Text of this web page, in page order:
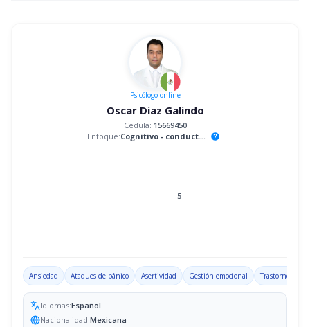
Psicólogoonline
Oscar Diaz Galindo
Cédula: 15669450
Enfoque:
Cognitivo - conductual help
5
Ansiedad Ataques de pánico Asertividad Gestión emocional Trastorno por
Idiomas:Español
Nacionalidad:Mexicana